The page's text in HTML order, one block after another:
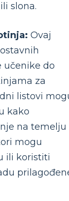
slona.
Ovaj
učenike do
za
listovi
kako
na temelju
mogu
ili koristiti